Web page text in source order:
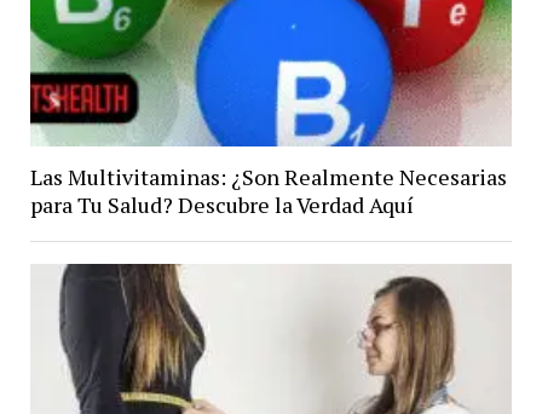
Las Multivitaminas: ¿Son Realmente Necesarias
para Tu Salud? Descubre la Verdad Aquí